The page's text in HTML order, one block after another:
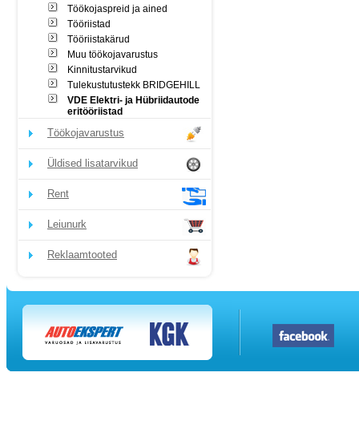
Töökojaspreid ja ained
Tööriistad
Tööriistakärud
Muu töökojavarustus
Kinnitustarvikud
Tulekustutustekk BRIDGEHILL
VDE Elektri- ja Hübriidautode
eritööriistad
Töökojavarustus
Üldised lisatarvikud
Rent
Leiunurk
Reklaamtooted